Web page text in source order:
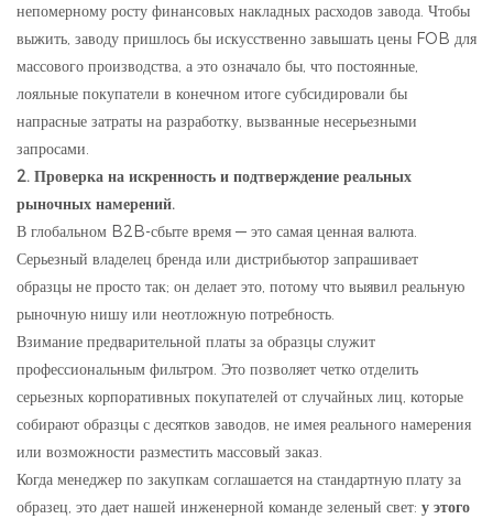
непомерному росту финансовых накладных расходов завода. Чтобы
выжить, заводу пришлось бы искусственно завышать цены FOB для
массового производства, а это означало бы, что постоянные,
лояльные покупатели в конечном итоге субсидировали бы
напрасные затраты на разработку, вызванные несерьезными
запросами.
2. Проверка на искренность и подтверждение реальных
рыночных намерений.
В глобальном B2B-сбыте время — это самая ценная валюта.
Серьезный владелец бренда или дистрибьютор запрашивает
образцы не просто так; он делает это, потому что выявил реальную
рыночную нишу или неотложную потребность.
Взимание предварительной платы за образцы служит
профессиональным фильтром. Это позволяет четко отделить
серьезных корпоративных покупателей от случайных лиц, которые
собирают образцы с десятков заводов, не имея реального намерения
или возможности разместить массовый заказ.
Когда менеджер по закупкам соглашается на стандартную плату за
образец, это дает нашей инженерной команде зеленый свет: у этого